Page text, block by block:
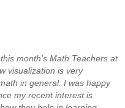
month's Math Teachers at
visualization is very
in general. I was happy
my recent interest is